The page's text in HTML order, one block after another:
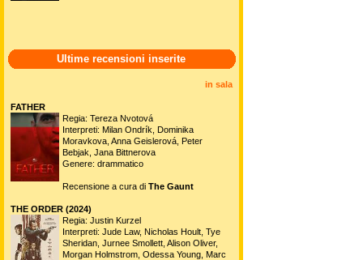
Ultime recensioni inserite
in sala
FATHER
Regia: Tereza Nvotová
Interpreti: Milan Ondrík, Dominika
Moravkova, Anna Geislerová, Peter
Bebjak, Jana Bittnerova
Genere: drammatico
Recensione a cura di The Gaunt
THE ORDER (2024)
Regia: Justin Kurzel
Interpreti: Jude Law, Nicholas Hoult, Tye
Sheridan, Jurnee Smollett, Alison Oliver,
Morgan Holmstrom, Odessa Young, Marc